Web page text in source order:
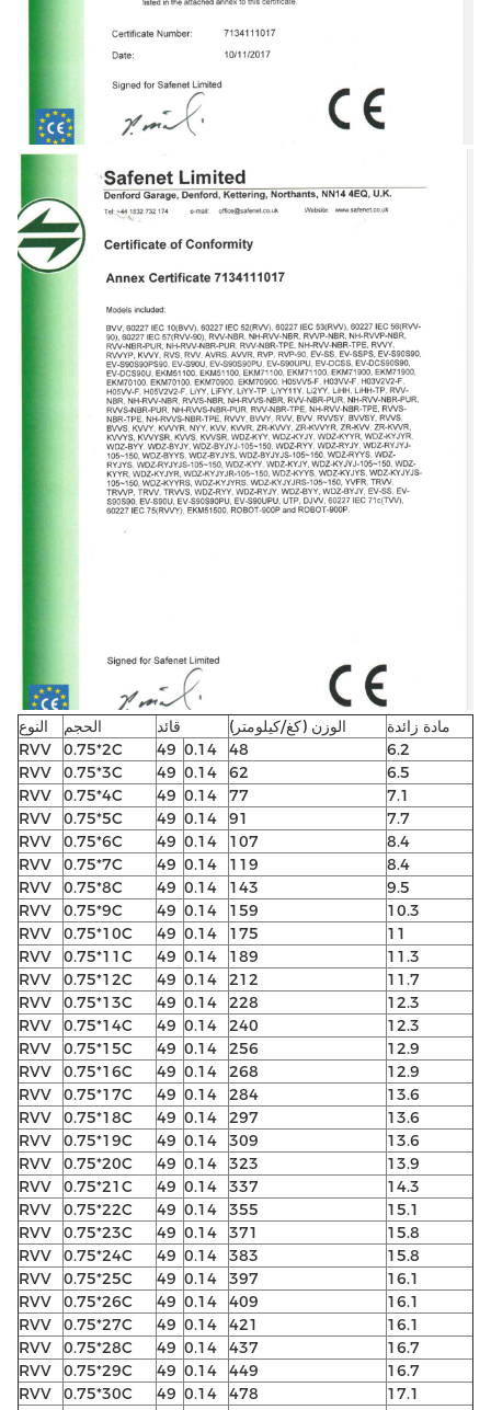
النوع الحجم قائد الوزن (كغ/كيلومتر)
مادة زائدة
RVV
0.75*2C 49 0.14 48
6.2
RVV
0.75*3C 49 0.14 62
6.5
RVV
0.75*4C 49 0.14 77
7.1
RVV
0.75*5C 49 0.14 91
7.7
RVV
0.75*6C 49 0.14 107
8.4
RVV
0.75*7C 49 0.14 119
8.4
RVV
0.75*8C 49 0.14 143
9.5
RVV
0.75*9C 49 0.14 159
10.3
RVV
0.75*10C 49 0.14 175
11
RVV
0.75*11C 49 0.14 189
11.3
RVV
0.75*12C 49 0.14 212
11.7
RVV
0.75*13C 49 0.14 228
12.3
RVV
0.75*14C 49 0.14 240
12.3
RVV
0.75*15C 49 0.14 256
12.9
RVV
0.75*16C 49 0.14 268
12.9
RVV
0.75*17C 49 0.14 284
13.6
RVV
0.75*18C 49 0.14 297
13.6
RVV
0.75*19C 49 0.14 309
13.6
RVV
0.75*20C 49 0.14 323
13.9
RVV
0.75*21C 49 0.14 337
14.3
RVV
0.75*22C 49 0.14 355
15.1
RVV
0.75*23C 49 0.14 371
15.8
RVV
0.75*24C 49 0.14 383
15.8
RVV
0.75*25C 49 0.14 397
16.1
RVV
0.75*26C 49 0.14 409
16.1
RVV
0.75*27C 49 0.14 421
16.1
RVV
0.75*28C 49 0.14 437
16.7
RVV
0.75*29C 49 0.14 449
16.7
RVV
0.75*30C 49 0.14 478
17.1